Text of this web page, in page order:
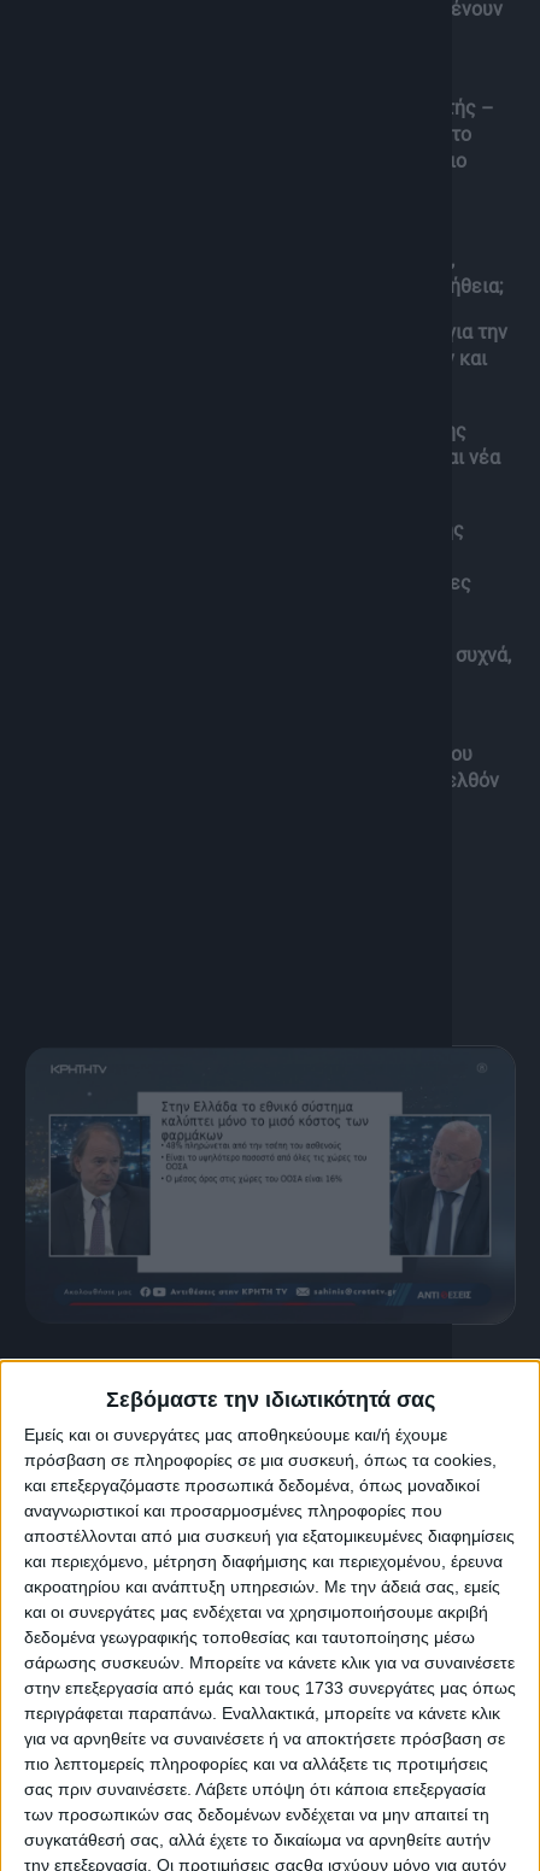
Σεβόμαστε την ιδιωτικότητά σας
Εμείς και οι συνεργάτες μας αποθηκεύουμε και/ή έχουμε
πρόσβαση σε πληροφορίες σε μια συσκευή, όπως τα cookies,
και επεξεργαζόμαστε προσωπικά δεδομένα, όπως μοναδικοί
αναγνωριστικοί και προσαρμοσμένες πληροφορίες που
αποστέλλονται από μια συσκευή για εξατομικευμένες διαφημίσεις
και περιεχόμενο, μέτρηση διαφήμισης και περιεχομένου, έρευνα
ακροατηρίου και ανάπτυξη υπηρεσιών. Με την άδειά σας, εμείς
και οι συνεργάτες μας ενδέχεται να χρησιμοποιήσουμε ακριβή
δεδομένα γεωγραφικής τοποθεσίας και ταυτοποίησης μέσω
σάρωσης συσκευών. Μπορείτε να κάνετε κλικ για να συναινέσετε
στην επεξεργασία από εμάς και τους 1733 συνεργάτες μας όπως
περιγράφεται παραπάνω. Εναλλακτικά, μπορείτε να κάνετε κλικ
για να αρνηθείτε να συναινέσετε ή να αποκτήσετε πρόσβαση σε
πιο λεπτομερείς πληροφορίες και να αλλάξετε τις προτιμήσεις
σας πριν συναινέσετε. Λάβετε υπόψη ότι κάποια επεξεργασία
των προσωπικών σας δεδομένων ενδέχεται να μην απαιτεί τη
συγκατάθεσή σας, αλλά έχετε το δικαίωμα να αρνηθείτε αυτήν
την επεξεργασία. Οι προτιμήσεις σαςθα ισχύουν μόνο για αυτόν
“βεβαιότητες” και άβολες αλήθειες που συχνά μένουν
Ο Σταύρος Παναγιωτίδης, Δρ. Ιστορίας/ Ερευνητής –
Κοινωνιολόγος και Επιστημονικός Συνεργάτης στο
Ελληνικό Ανοικτό Πανεπιστήμιο, το Πανεπιστήμιο
– Πόσα από αυτά που μάθαμε για την παγκόσμια,
ευρωπαϊκή και ελληνική ιστορία είναι τελικά αλήθεια;
– Τι θα καταγράψει ο Ιστορικός του μέλλοντος για την
εποχή μας, εποχή παγκόσμιων αναδιευθετήσεων και
– Ιστορική έρευνα και καταγραφή στην εποχή της
Τεχνητής Νοημοσύνης, προκλήσεις, ευκαιρίες και νέα
– Αναθεώρηση μέσα από ευρήματα της Ιστορικής
Ιστορίας κατά πως βολεύει τις εκάστοτε εξουσίες
– Πόσα είναι μύθοι που επαναλαμβάνονται τόσο συχνά,
σκοτεινές λεπτομέρειες και άβολες αλήθειες που
ίσως αλλάξουν τον τρόπο που βλέπουμε το παρελθόν
24 Ιουλίου, 2026
Γιάννης Ιωαννίδης : ” Το Καμένο
Πρόσωπο της Ελλάδας – Η
Αχρηστοκρατία”